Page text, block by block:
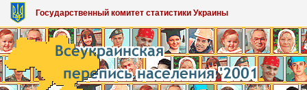
Государственный комитет статистики Украины